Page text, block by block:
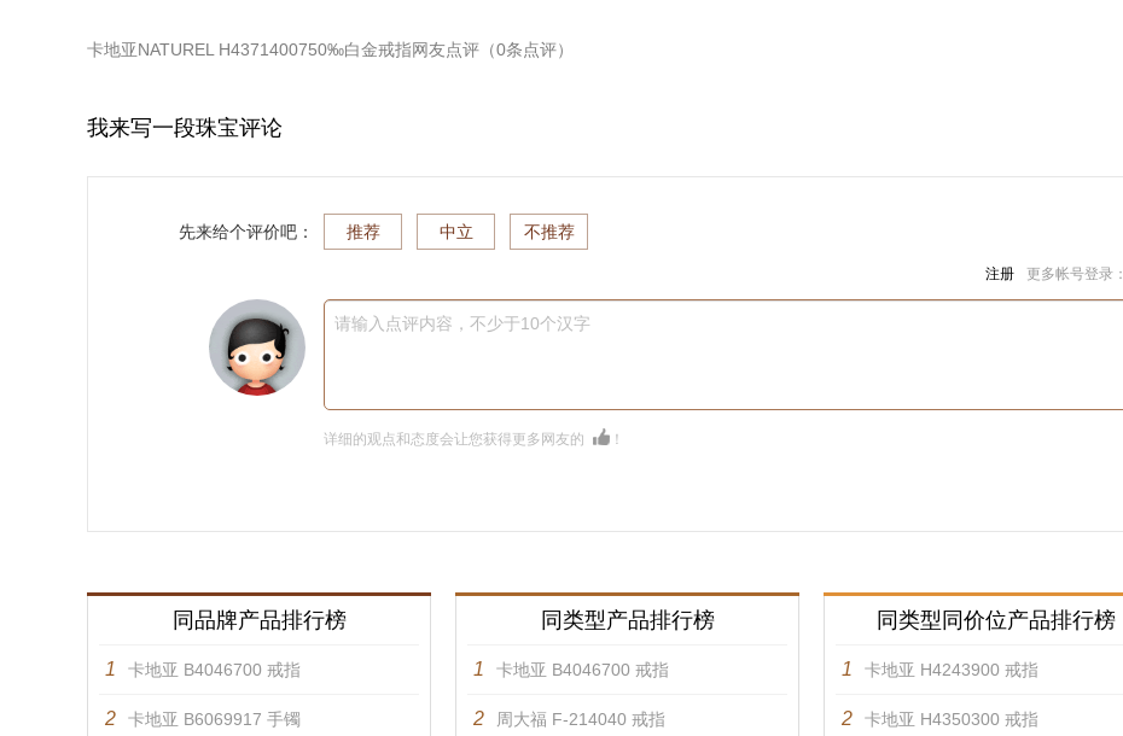
卡地亚NATUREL H4371400750‰白金戒指网友点评（0条点评）
我来写一段珠宝评论
先来给个评价吧： 推荐 中立 不推荐
注册 更多帐号登录：
请输入点评内容，不少于10个汉字
详细的观点和态度会让您获得更多网友的 ！
同品牌产品排行榜
1 卡地亚 B4046700 戒指
2 卡地亚 B6069917 手镯
同类型产品排行榜
1 卡地亚 B4046700 戒指
2 周大福 F-214040 戒指
同类型同价位产品排行榜
1 卡地亚 H4243900 戒指
2 卡地亚 H4350300 戒指